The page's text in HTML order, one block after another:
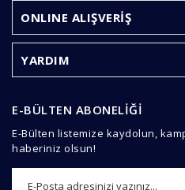
Bu ürüne benzer farklı
ONLINE ALIŞVERİŞ
YARDIM
E-BÜLTEN ABONELİĞİ
E-Bülten listemize kaydolun,
haberiniz olsun!